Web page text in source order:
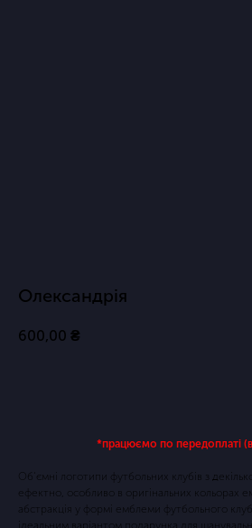
Олександрія
600,00 ₴
*працюємо по передоплаті
Об'ємні логотипи футбольних клубів з
ефектно, особливо в оригінальних кольорах
абстракція у формі емблеми футбольного
ідеальним варіантом подарунка для